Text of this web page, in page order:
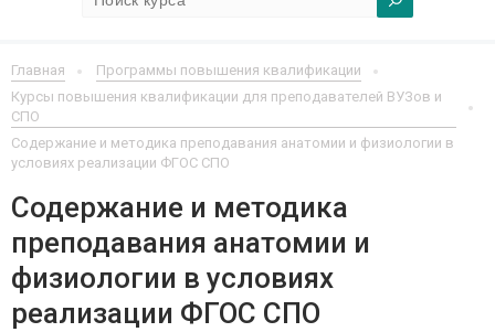
Главная
Программы повышения квалификации
Курсы повышения квалификации для преподавателей ВУЗов и
СПО
Содержание и методика преподавания анатомии и физиологии в
условиях реализации ФГОС СПО
Содержание и методика
преподавания анатомии и
физиологии в условиях
реализации ФГОС СПО